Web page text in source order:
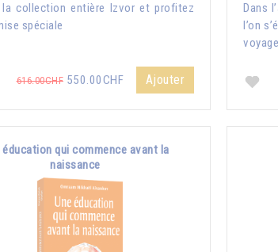
la collection entière Izvor et profitez
spéciale
616.00CHF 550.00CHF Ajouter
Dans
l’on
éducation qui commence avant la
naissance